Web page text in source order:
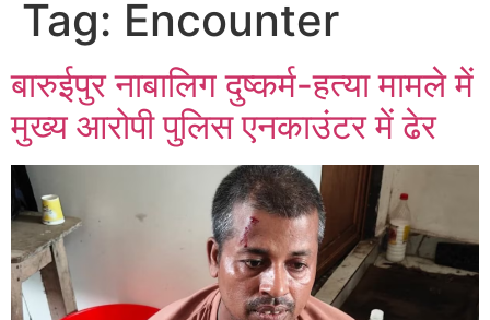
Tag: Encounter
बारुईपुर नाबालिग दुष्कर्म-हत्या मामले में
मुख्य आरोपी पुलिस एनकाउंटर में ढेर